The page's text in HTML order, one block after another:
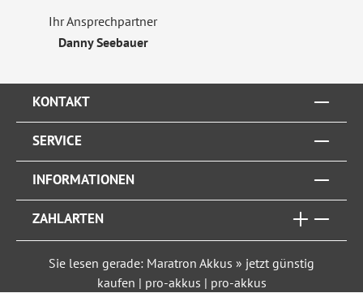
Ihr Ansprechpartner
Danny Seebauer
KONTAKT
SERVICE
INFORMATIONEN
ZAHLARTEN
Sie lesen gerade: Maratron Akkus » jetzt günstig
kaufen | pro-akkus | pro-akkus